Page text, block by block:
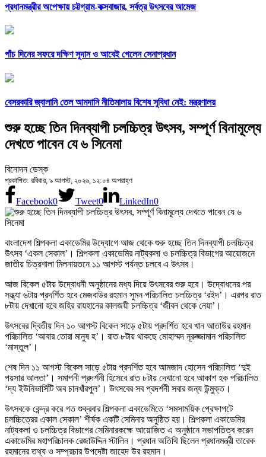
প্রধানমন্ত্রীর অপেক্ষায় চট্টগ্রাম-কক্সবাজার, সর্বত্র উৎসবের আমেজ
পাঁচ দিনের সফরে দক্ষিণ সুদান ও আবেই গেলেন সেনাপ্রধান
বেসরকারি জ্বালানি তেল আমদানি নীতিমালায় বিশেষ সুবিধা নেই: মন্ত্রণালয়
শুরু হচ্ছে তিন দিনব্যাপী চলচ্চিত্র উৎসব, সম্পূর্ণ বিনামূল্যে
দেখতে পাবেন যে ৬ সিনেমা
বিনোদন ডেস্ক
প্রকাশিত: রবিবার, ৯ আগস্ট, ২০২৬, ১২:০৪ অপরাহ্ণ
Facebook0 Tweet0 LinkedIn0
বাংলাদেশ শিল্পকলা একাডেমির উদ্যোগে আজ থেকে শুরু হচ্ছে তিন দিনব্যাপী চলচ্চিত্র
উৎসব ‘একল সেকাল’। শিল্পকলা একাডেমির নাট্যকলা ও চলচ্চিত্র বিভাগের আয়োজনে
জাতীয় চিত্রশালা মিলনায়তনে ১১ আগস্ট পর্যন্ত চলবে এ উৎসব।
আজ বিকেল ৫টায় উদ্বোধনী অনুষ্ঠানের মধ্য দিয়ে উৎসবের শুরু হবে। উদ্বোধনের পর
সন্ধ্যা ৬টায় প্রদর্শিত হবে মেজবাউর রহমান সুমন পরিচালিত চলচ্চিত্র ‘রইদ’। এরপর রাত
৮টায় দেখানো হবে জহির রায়হানের কালজয়ী চলচ্চিত্র ‘জীবন থেকে নেয়া’।
উৎসবের দ্বিতীয় দিন ১০ আগস্ট বিকেল সাড়ে ৫টায় প্রদর্শিত হবে খান আতাউর রহমান
পরিচালিত ‘আবার তোরা মানুষ হ’। রাত ৮টায় থাকছে মোহাম্মদ নূরুজ্জামান পরিচালিত
‘মাস্তুল’।
শেষ দিন ১১ আগস্ট বিকেল সাড়ে ৫টায় প্রদর্শিত হবে আমজাদ হোসেন পরিচালিত ‘দুই
পয়সার আলতা’। সমাপনী প্রদর্শনী হিসেবে রাত ৮টায় দেখানো হবে আকাশ হক পরিচালিত
‘দ্য ইউনিভার্সিটি অব চানখাঁরপুল’। উৎসবের সব প্রদর্শনী সবার জন্য উন্মুক্ত।
উৎসবকে কেন্দ্র করে গত শুক্রবার শিল্পকলা একাডেমিতে ‘সমসাময়িক প্রেক্ষাপটে
চলচ্চিত্রের একাল সেকাল’ শীর্ষক একটি সেমিনার অনুষ্ঠিত হয়। শিল্পকলা একাডেমির
নাট্যকলা ও চলচ্চিত্র বিভাগের সেমিনারকক্ষে আয়োজিত এ অনুষ্ঠানে সভাপতিত্ব করেন
একাডেমির মহাপরিচালক রেজাউদ্দিন স্টালিন। প্রধান অতিথি ছিলেন প্রধানমন্ত্রী তারেক
রহমানের তথ্য ও সম্প্রচার উপদেষ্টা জাহেদ উর রহমান।